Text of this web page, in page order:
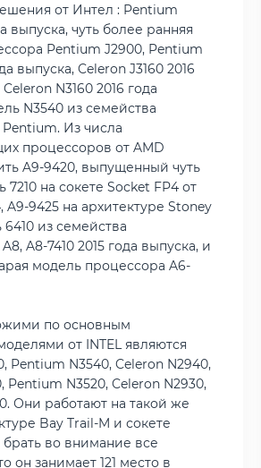
от Интел : Pentium
выпуска, чуть более ранняя
Pentium J2900, Pentium
выпуска, Celeron J3160 2016
N3160 2016 года
N3540 из семейства
Из числа
процессоров от AMD
A9-9420, выпущенный чуть
7210 на сокете Socket FP4 от
A9-9425 на архитектуре Stoney
из семейства
A8-7410 2015 года выпуска, и
модель процессора A6-
по основным
от INTEL являются
Pentium N3540, Celeron N2940,
Pentium N3520, Celeron N2930,
Они работают на такой же
Bay Trail-M и сокете
брать во внимание все
он занимает 121 место в